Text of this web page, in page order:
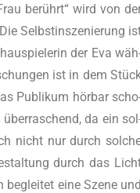
berührt“ wird von
Selbst­in­sze­nie­rung
der Eva
ist in dem
Publi­kum hör­bar
da ein
nicht nur durch
durch das
beglei­tet eine Sze­ne und